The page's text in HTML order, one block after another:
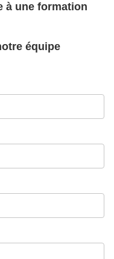
à une formation
équipe